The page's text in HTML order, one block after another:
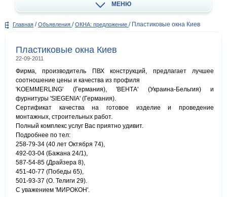
МЕНЮ
Главная / Объявления / ОКНА: предложение / Пластиковые окна Киев
Пластиковые окна Киев
22-09-2011
Фирма, производитель ПВХ конструкций, предлагает лучшее
соотношение цены и качества из профиля
'KOEMMERLING' (Германия), 'ВЕНТА' (Украина-Бельгия) и
фурнитуры 'SIEGENIA' (Германия).
Сертификат качества на готовое изделие и проведение
монтажных, строительных работ.
Полный комплекс услуг Вас приятно удивит.
Подробнее по тел:
258-79-34 (40 лет Октября 74),
492-03-04 (Бажана 24/1),
587-54-85 (Драйзера 8),
451-40-77 (Победы 65),
501-93-37 (О. Телиги 29).
С уважением 'МИРОКОН'.